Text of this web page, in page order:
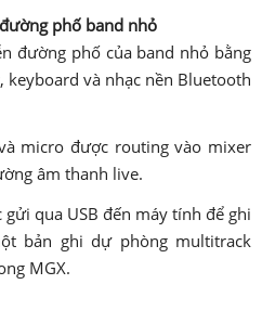
phố band nhỏ
đường phố của band nhỏ bằng
và nhạc nền Bluetooth
micro được routing vào mixer
âm thanh live.
qua USB đến máy tính để ghi
bản ghi dự phòng multitrack
MGX.